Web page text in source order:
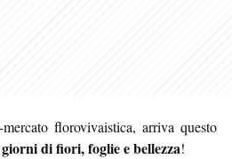
florovivaistica, arriva questo
di fiori, foglie e bellezza!